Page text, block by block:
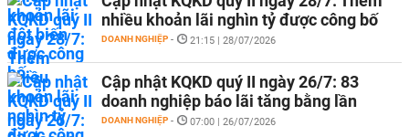
nhiều khoản lãi nghìn tỷ được công bố
DOANH NGHIỆP - 21:15 | 28/07/2026
Cập nhật KQKD quý II ngày 26/7: 83
doanh nghiệp báo lãi tăng bằng lần
DOANH NGHIỆP - 07:00 | 26/07/2026